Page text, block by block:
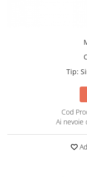
Polizoare unghiulare
Ferastraie circulare
Tip:
Cod
Ai nevoie